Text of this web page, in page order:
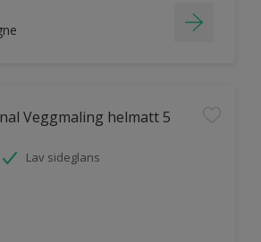
Veggmaling helmatt 5
Lav sideglans